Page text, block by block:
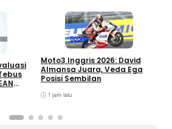
Sports
Moto3 Inggris 2026: David
Almansa Juara, Veda Ega
Posisi Sembilan
1 jam lalu